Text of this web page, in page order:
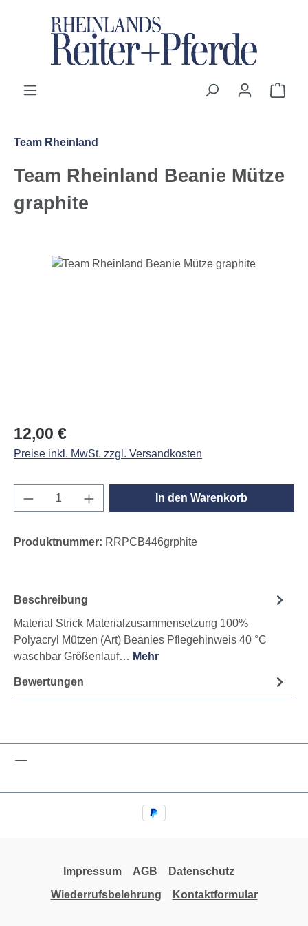
Zum Hauptinhalt springen
Team Rheinland
Team Rheinland Beanie Mütze
graphite
Bildergalerie überspringen
Regulärer Preis:
12,00 €
Preise inkl. MwSt. zzgl. Versandkosten
Produkt Anzahl: Gib den gewünschten
In den Warenkorb
Produktnummer: RRPCB446grphite
Beschreibung
Material Strick Materialzusammensetzung 100%
Polyacryl Mützen (Art) Beanies Pflegehinweis 40 °C
waschbar Größenlauf… Mehr
Bewertungen
Impressum AGB
Datenschutz
Wiederrufsbelehrung
Kontaktformular